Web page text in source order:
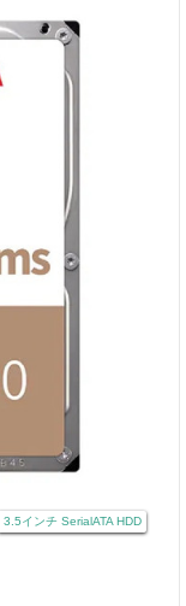
3.5インチ SerialATA HDD